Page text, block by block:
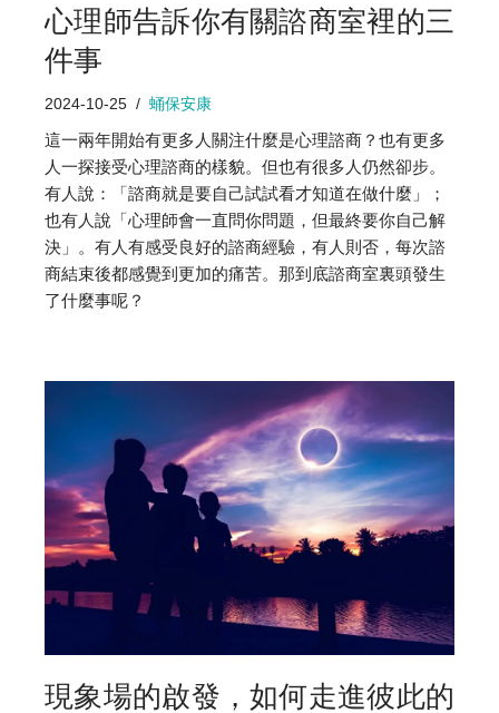
心理師告訴你有關諮商室裡的三
件事
2024-10-25 蛹保安康
這一兩年開始有更多人關注什麼是心理諮商？也有更多
人一探接受心理諮商的樣貌。但也有很多人仍然卻步。
有人說：「諮商就是要自己試試看才知道在做什麼」；
也有人說「心理師會一直問你問題，但最終要你自己解
決」。有人有感受良好的諮商經驗，有人則否，每次諮
商結束後都感覺到更加的痛苦。那到底諮商室裏頭發生
了什麼事呢？
現象場的啟發，如何走進彼此的